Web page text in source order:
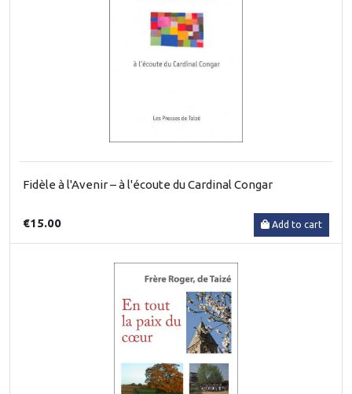
Fidèle à l'Avenir – à l'écoute du Cardinal Congar
€15.00 Add to cart